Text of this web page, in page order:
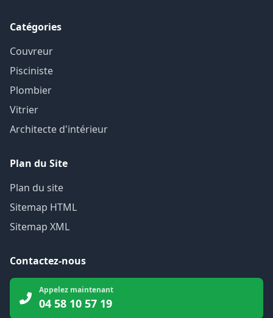
Catégories
Couvreur
Pisciniste
Plombier
Vitrier
Architecte d'intérieur
Plan du Site
Plan du site
Sitemap HTML
Sitemap XML
Contactez-nous
Appelez maintenant
04 58 10 57 19